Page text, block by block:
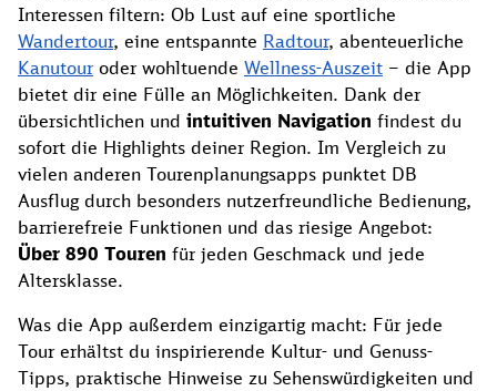
Interessen filtern: Ob Lust auf eine sportliche
Wandertour, eine entspannte Radtour, abenteuerliche
Kanutour oder wohltuende Wellness-Auszeit – die App
bietet dir eine Fülle an Möglichkeiten. Dank der
übersichtlichen und intuitiven Navigation findest du
sofort die Highlights deiner Region. Im Vergleich zu
vielen anderen Tourenplanungsapps punktet DB
Ausflug durch besonders nutzerfreundliche Bedienung,
barrierefreie Funktionen und das riesige Angebot:
Über 890 Touren für jeden Geschmack und jede
Altersklasse.
Was die App außerdem einzigartig macht: Für jede
Tour erhältst du inspirierende Kultur- und Genuss-
Tipps, praktische Hinweise zu Sehenswürdigkeiten und